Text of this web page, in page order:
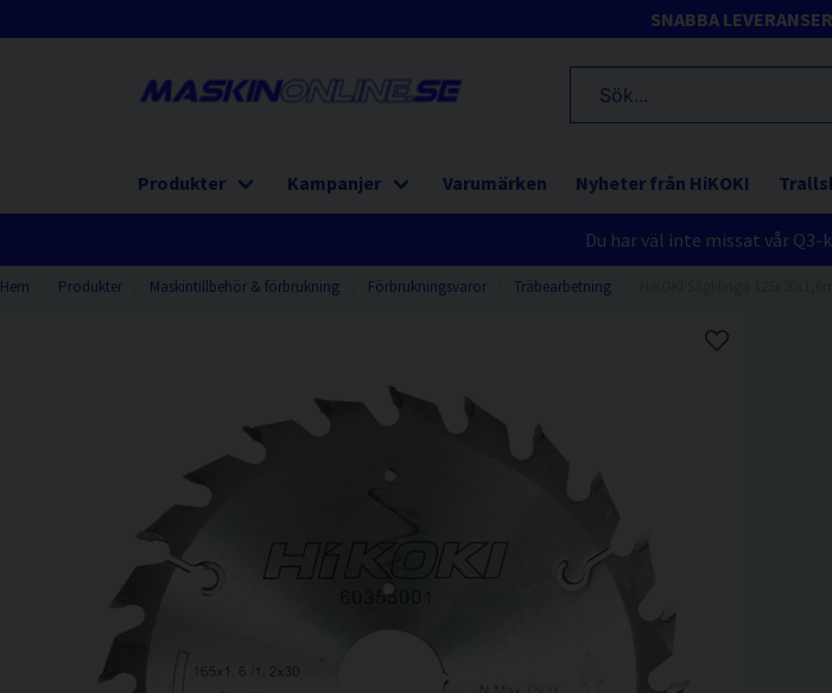
SNABBA
Produkter Kampanjer Varumärken Nyheter från HiKOKI
Du har väl inte missat vår Q3-
Hem Produkter Maskintillbehör & förbrukning Förbrukningsvaror Träbearbetning